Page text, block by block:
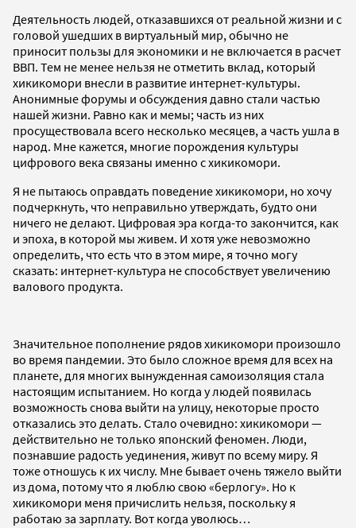
Деятельность людей, отказавшихся от реальной жизни и с
головой ушедших в виртуальный мир, обычно не
приносит пользы для экономики и не включается в расчет
ВВП. Тем не менее нельзя не отметить вклад, который
хикикомори внесли в развитие интернет-культуры.
Анонимные форумы и обсуждения давно стали частью
нашей жизни. Равно как и мемы; часть из них
просуществовала всего несколько месяцев, а часть ушла в
народ. Мне кажется, многие порождения культуры
цифрового века связаны именно с хикикомори.
Я не пытаюсь оправдать поведение хикикомори, но хочу
подчеркнуть, что неправильно утверждать, будто они
ничего не делают. Цифровая эра когда-то закончится, как
и эпоха, в которой мы живем. И хотя уже невозможно
определить, что есть что в этом мире, я точно могу
сказать: интернет-культура не способствует увеличению
валового продукта.
Значительное пополнение рядов хикикомори произошло
во время пандемии. Это было сложное время для всех на
планете, для многих вынужденная самоизоляция стала
настоящим испытанием. Но когда у людей появилась
возможность снова выйти на улицу, некоторые просто
отказались это делать. Стало очевидно: хикикомори —
действительно не только японский феномен. Люди,
познавшие радость уединения, живут по всему миру. Я
тоже отношусь к их числу. Мне бывает очень тяжело выйти
из дома, потому что я люблю свою «берлогу». Но к
хикикомори меня причислить нельзя, поскольку я
работаю за зарплату. Вот когда уволюсь…